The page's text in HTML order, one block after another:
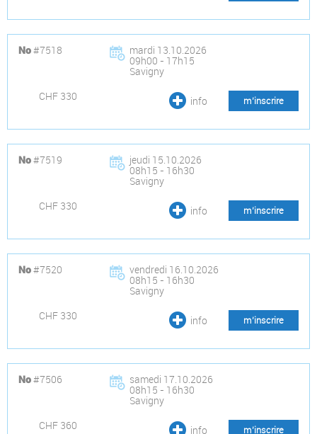
No#7518 mardi 13.10.2026
09h00 - 17h15
Savigny
CHF 330
info m’inscrire
No#7519 jeudi 15.10.2026
08h15 - 16h30
Savigny
CHF 330
info m’inscrire
No#7520 vendredi 16.10.2026
08h15 - 16h30
Savigny
CHF 330
info m’inscrire
No#7506 samedi 17.10.2026
08h15 - 16h30
Savigny
CHF 360
info m’inscrire